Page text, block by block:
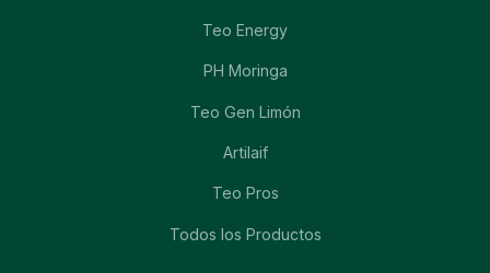
Teo Energy
PH Moringa
Teo Gen Limón
Artilaif
Teo Pros
Todos los Productos